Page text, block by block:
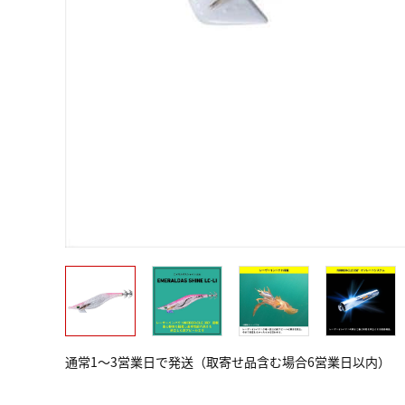
通常1～3営業日で発送（取寄せ品含む場合6営業日以内）